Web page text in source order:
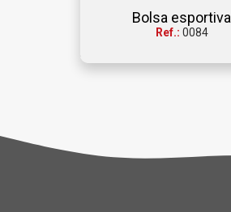
Bolsa esportiva
Ref.: 0084